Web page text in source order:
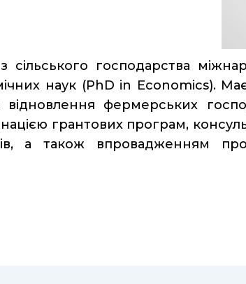
господарства
наук (PhD in Economics).
відновлення фермерських
грантових програм,
а також впровадженням